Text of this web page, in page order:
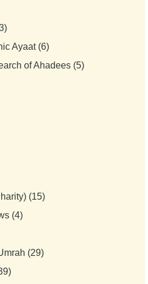
Ayaat (6)
of Ahadees (5)
(15)
(4)
(29)